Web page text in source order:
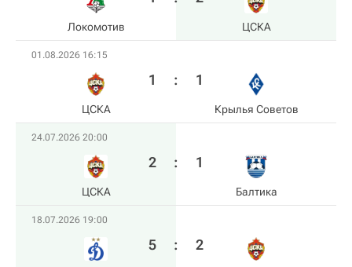
Локомотив ЦСКА
01.08.2026 16:15
ЦСКА
1 : 1
Крылья Советов
24.07.2026 20:00
ЦСКА
2 : 1
Балтика
18.07.2026 19:00
5 : 2